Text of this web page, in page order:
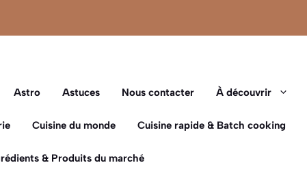
Astro Astuces Nous contacter À découvrir
Cuisine du monde Cuisine rapide & Batch cooking
& Produits du marché